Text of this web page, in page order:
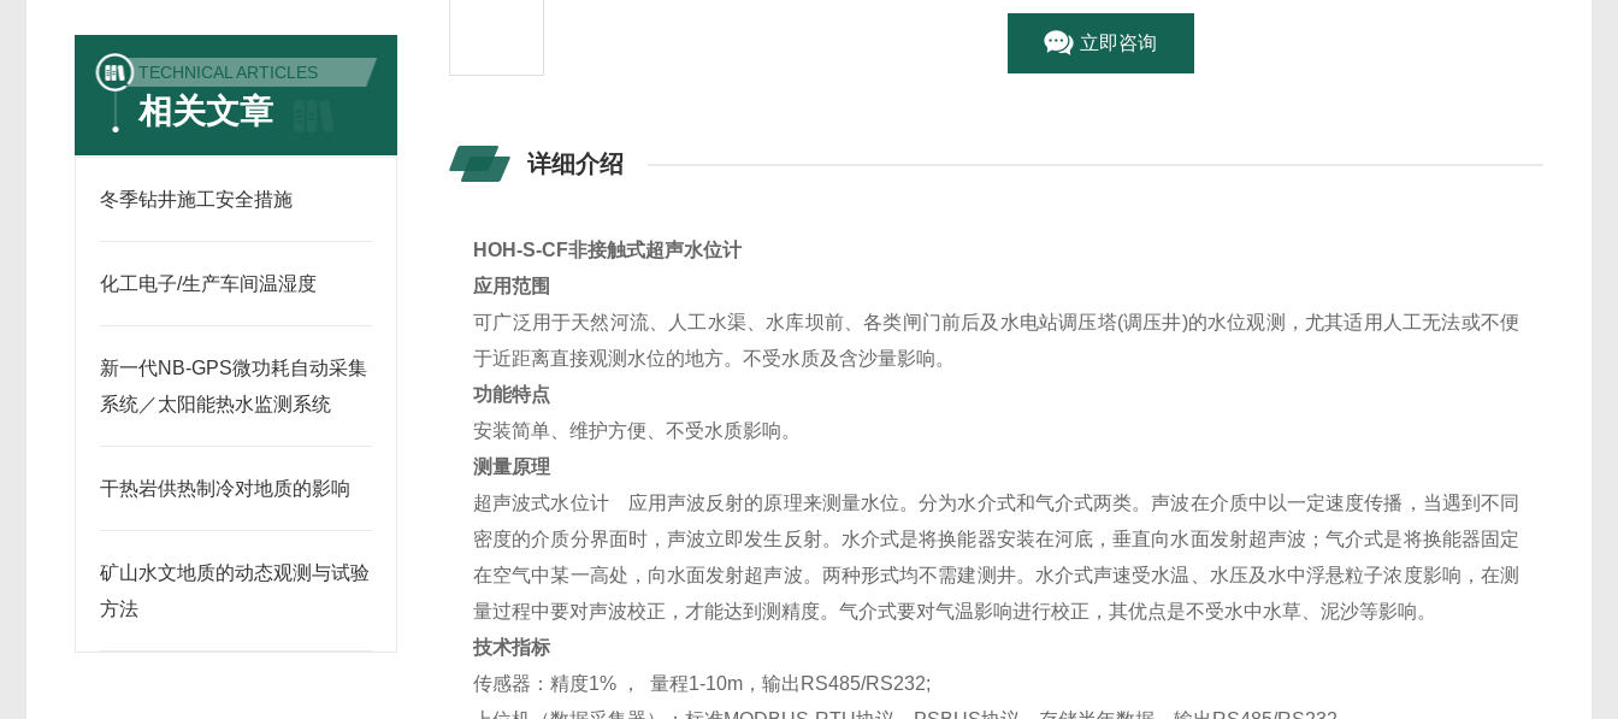
TECHNICAL ARTICLES
相关文章
冬季钻井施工安全措施
化工电子/生产车间温湿度
新一代NB-GPS微功耗自动采集
系统／太阳能热水监测系统
干热岩供热制冷对地质的影响
矿山水文地质的动态观测与试验
方法
立即咨询
详细介绍
HOH-S-CF非接触式超声水位计
应用范围
可广泛用于天然河流、人工水渠、水库坝前、各类闸门前后及水电站调压塔(调压井)的水位观测，尤其适用人工无法或不便
于近距离直接观测水位的地方。不受水质及含沙量影响。
功能特点
安装简单、维护方便、不受水质影响。
测量原理
超声波式水位计 应用声波反射的原理来测量水位。分为水介式和气介式两类。声波在介质中以一定速度传播，当遇到不同
密度的介质分界面时，声波立即发生反射。水介式是将换能器安装在河底，垂直向水面发射超声波；气介式是将换能器固定
在空气中某一高处，向水面发射超声波。两种形式均不需建测井。水介式声速受水温、水压及水中浮悬粒子浓度影响，在测
量过程中要对声波校正，才能达到测精度。气介式要对气温影响进行校正，其优点是不受水中水草、泥沙等影响。
技术指标
传感器：精度1% ， 量程1-10m ，输出 RS485/RS232;